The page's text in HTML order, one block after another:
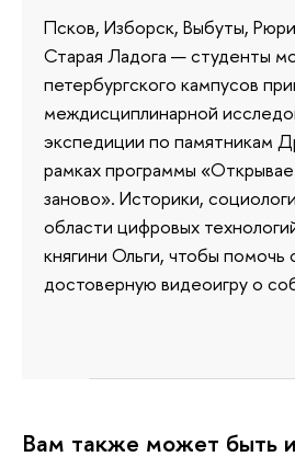
Псков, Изборск, Выбуты,
Старая Ладога — студенты
петербургского кампусов
междисциплинарной
экспедиции по памятникам
рамках программы
заново». Историки,
области цифровых
княгини Ольги, чтобы помочь
достоверную видеоигру о
Вам также может быть